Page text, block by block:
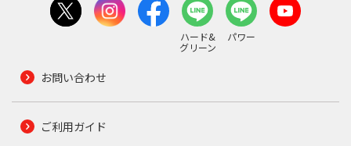
ハード&
グリーン
パワー
お問い合わせ
ご利用ガイド